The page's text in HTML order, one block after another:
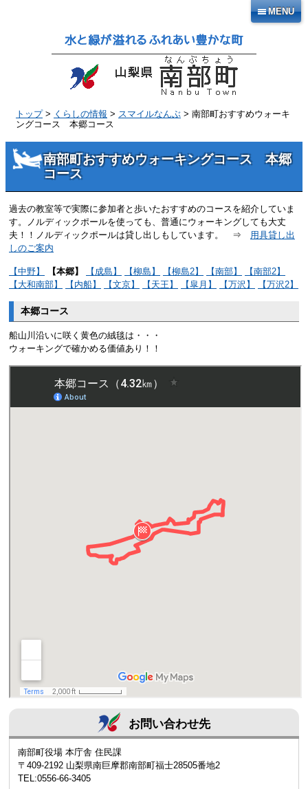
MENU
トップ> くらしの情報 > スマイルなんぶ > 南部町おすすめウォーキ
ングコース 本郷コース
南部町おすすめウォーキングコース 本郷
コース
過去の教室等で実際に参加者と歩いたおすすめのコースを紹介していま
す。ノルディックポールを使っても、普通にウォーキングしても大丈
夫！！ノルディックポールは貸し出しもしています。 ⇒ 用具貸し出
しのご案内
【中野】 【本郷】 【成島】 【柳島】 【柳島2】 【南部】
【南部2】
【大和南部】
【内船】 【文京】 【天王】 【皐月】 【万沢】 【万沢2】
本郷コース
船山川沿いに咲く黄色の絨毯は・・・
ウォーキングで確かめる価値あり！！
お問い合わせ先
南部町役場 本庁舎 住民課
〒409-2192 山梨県南巨摩郡南部町福士28505番地2
TEL:0556-66-3405